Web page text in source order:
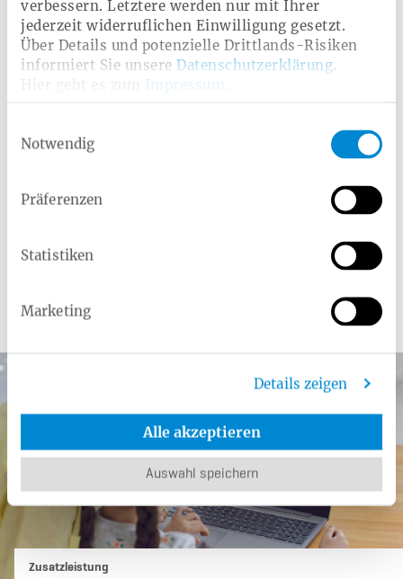
verbessern. Letztere werden nur mit Ihrer
jederzeit widerruflichen Einwilligung gesetzt.
Über Details und potenzielle Drittlands-Risiken
informiert Sie unsere Datenschutzerklärung.
Impressum
Notwendig
Präferenzen
Statistiken
Marketing
Details zeigen
Alle akzeptieren
Auswahl speichern
Ultraschalluntersuchung (Sonografie) der Prostata
Kostenerstattungstarif
MRT bei Verdacht auf Prostatakrebs
Kategorie:
Zusatzleistung